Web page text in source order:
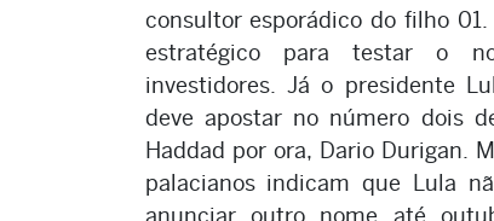
consultor esporádico do filho
estratégico para testar o
investidores. Já o presidente
deve apostar no número dois
Haddad por ora, Dario Durigan.
palacianos indicam que Lula
anunciar outro nome até